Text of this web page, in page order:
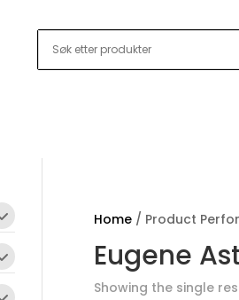
Home/ Product
Eugene
Showing the single